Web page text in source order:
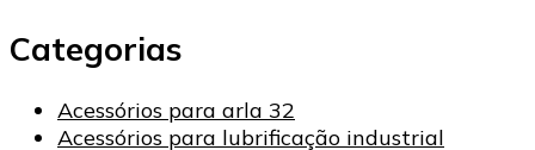
Categorias
Acessórios para arla 32
Acessórios para lubrificação industrial